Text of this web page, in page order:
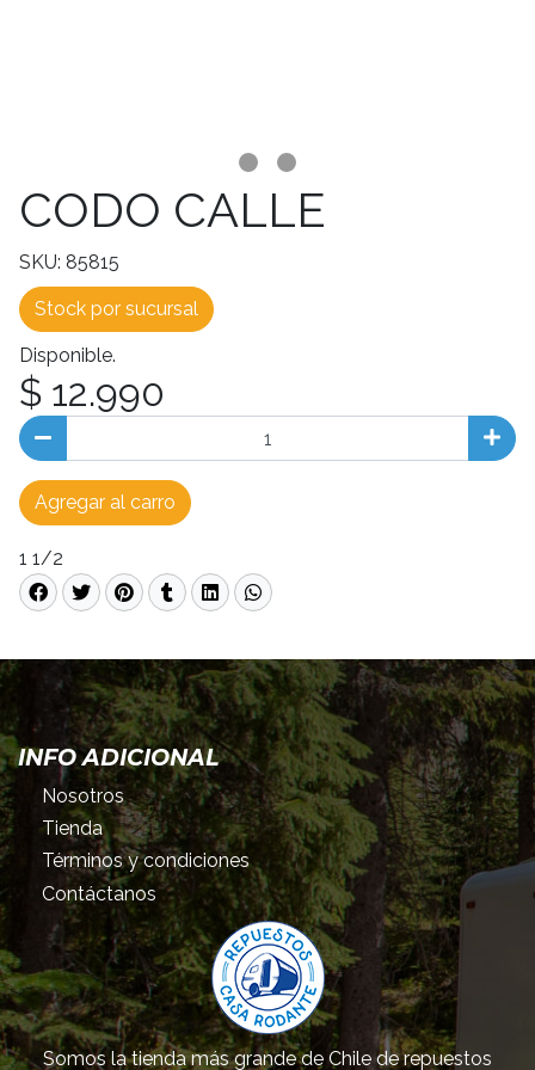
CODO CALLE
SKU: 85815
Stock por sucursal
Disponible.
$ 12.990
Agregar al carro
1 1/2
INFO ADICIONAL
Nosotros
Tienda
Términos y condiciones
Contáctanos
Somos la tienda más grande de Chile de repuestos